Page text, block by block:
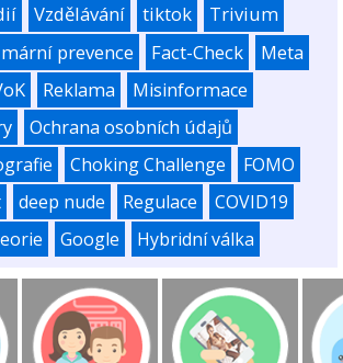
Vzdělávání tiktok
Trivium
prevence Fact-Check
Meta
Reklama
Misinformace
Ochrana osobních údajů
Choking Challenge
FOMO
deep nude Regulace
COVID19
Google Hybridní válka